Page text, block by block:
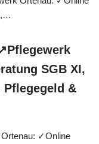
SGB XI,
&
✓Online